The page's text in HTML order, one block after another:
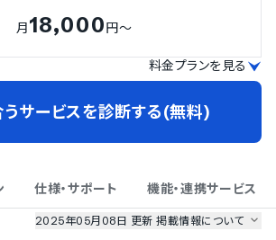
月18,000円～
料金プランを見る
サービスを診断する(無料)
仕様・サポート 機能・連携サービス
2025年05月08日 更新掲載情報について